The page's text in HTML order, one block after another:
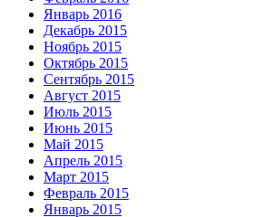
Январь 2016
Декабрь 2015
Ноябрь 2015
Октябрь 2015
Сентябрь 2015
Август 2015
Июль 2015
Июнь 2015
Май 2015
Апрель 2015
Март 2015
Февраль 2015
Январь 2015